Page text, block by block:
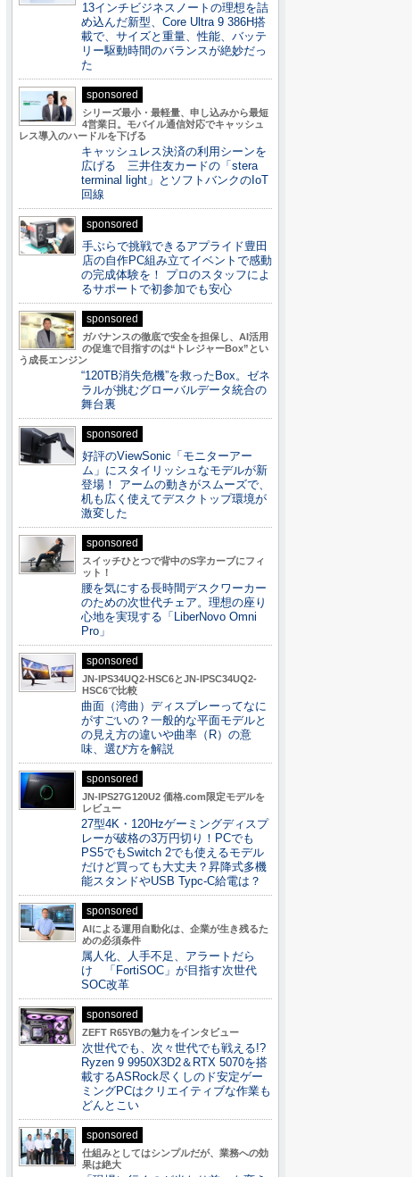
13インチビジネスノートの理想を詰
め込んだ新型、Core Ultra 9 386H搭
載で、サイズと重量、性能、バッテ
リー駆動時間のバランスが絶妙だっ
た
sponsored
シリーズ最小・最軽量、申し込みから最短
4営業日。モバイル通信対応でキャッシュ
レス導入のハードルを下げる
キャッシュレス決済の利用シーンを
広げる 三井住友カードの「stera
terminal light」とソフトバンクのIoT
回線
sponsored
手ぶらで挑戦できるアプライド豊田
店の自作PC組み立てイベントで感動
の完成体験を！ プロのスタッフによ
るサポートで初参加でも安心
sponsored
ガバナンスの徹底で安全を担保し、AI活用
の促進で目指すのは“トレジャーBox”とい
う成長エンジン
“120TB消失危機”を救ったBox。ゼネ
ラルが挑むグローバルデータ統合の
舞台裏
sponsored
好評のViewSonic「モニターアー
ム」にスタイリッシュなモデルが新
登場！ アームの動きがスムーズで、
机も広く使えてデスクトップ環境が
激変した
sponsored
スイッチひとつで背中のS字カーブにフィ
ット！
腰を気にする長時間デスクワーカー
のための次世代チェア。理想の座り
心地を実現する「LiberNovo Omni
Pro」
sponsored
JN-IPS34UQ2-HSC6とJN-IPSC34UQ2-
HSC6で比較
曲面（湾曲）ディスプレーってなに
がすごいの？一般的な平面モデルと
の見え方の違いや曲率（R）の意
味、選び方を解説
sponsored
JN-IPS27G120U2 価格.com限定モデルを
レビュー
27型4K・120Hzゲーミングディスプ
レーが破格の3万円切り！PCでも
PS5でもSwitch 2でも使えるモデル
だけど買っても大丈夫？昇降式多機
能スタンドやUSB Typc-C給電は？
sponsored
AIによる運用自動化は、企業が生き残るた
めの必須条件
属人化、人手不足、アラートだら
け 「FortiSOC」が目指す次世代
SOC改革
sponsored
ZEFT R65YBの魅力をインタビュー
次世代でも、次々世代でも戦える!?
Ryzen 9 9950X3D2＆RTX 5070を搭
載するASRock尽くしのド安定ゲー
ミングPCはクリエイティブな作業も
どんとこい
sponsored
仕組みとしてはシンプルだが、業務への効
果は絶大